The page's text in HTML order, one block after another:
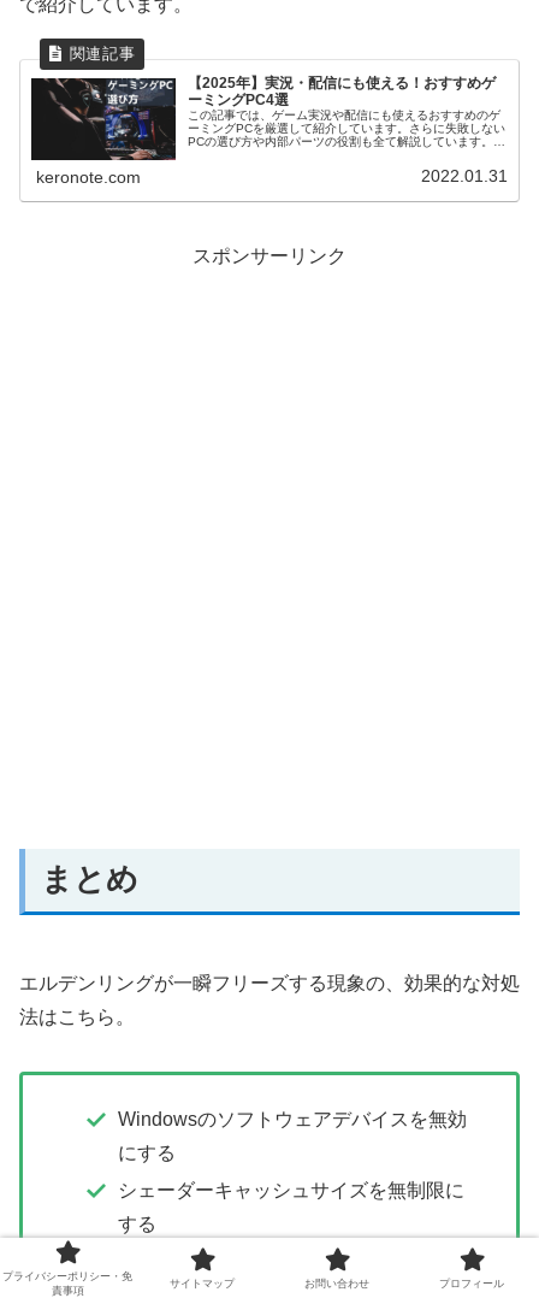
で紹介しています。
【2025年】実況・配信にも使える！おすすめゲ
ーミングPC4選
この記事では、ゲーム実況や配信にも使えるおすすめのゲ
ーミングPCを厳選して紹介しています。さらに失敗しない
PCの選び方や内部パーツの役割も全て解説しています。こ
keronote.com 2022.01.31
スポンサーリンク
まとめ
エルデンリングが一瞬フリーズする現象の、効果的な対処
法はこちら。
Windowsのソフトウェアデバイスを無効
にする
シェーダーキャッシュサイズを無制限に
する
垂直同期をオンにする
プライバシーポリシー・免
責事項
サイトマップ お問い合わせ プロフィール